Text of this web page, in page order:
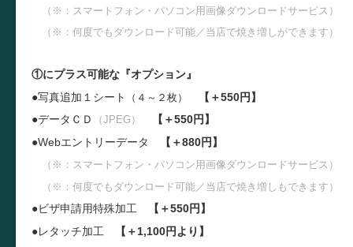
（※：スマートフォン・パソコン用画像ダウンロードサービス）
（※：何度でもダウンロード可能／当店で焼き増しができます）
①にプラス可能な『オプション』
●写真追加１シート
（４～２枚）
【＋550円】
●データＣＤ
（JPEG）
【＋550円】
●Webエントリーデータ 【＋880円】
（※：スマートフォン・パソコン用画像ダウンロードサービス）
（※：何度でもダウンロード可能／当店で焼き増しもできます）
●ビザ申請用特殊加工
【＋550円】
●レタッチ加工
【＋1,100円より】